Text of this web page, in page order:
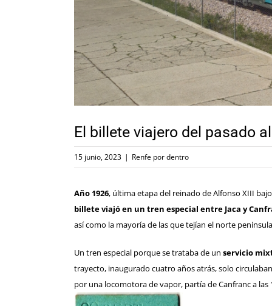
El billete viajero del pasado
15 junio, 2023 | Renfe por dentro
Año 1926, última etapa del reinado de Alfonso XIII
billete viajó en un tren especial entre Jaca y
así como la mayoría de las que tejían el norte
Un tren especial porque se trataba de un servicio
trayecto, inaugurado cuatro años atrás, solo
por una locomotora de vapor, partía de Canfranc a las